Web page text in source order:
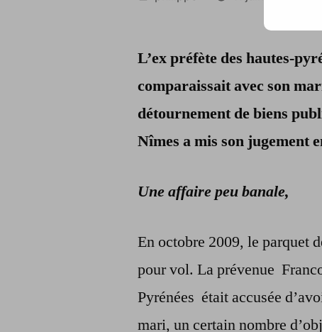
L’ex préfète des hautes-
comparaissait avec son
détournement de biens
Nîmes a mis son jugement
Une affaire peu banale,
En octobre 2009, le parquet
pour vol. La prévenue
Pyrénées était accusée
mari, un certain nombre